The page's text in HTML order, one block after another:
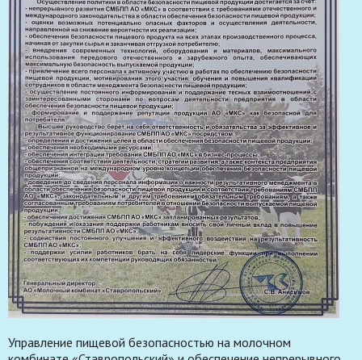
Управление пищевой безопасностью на молочном